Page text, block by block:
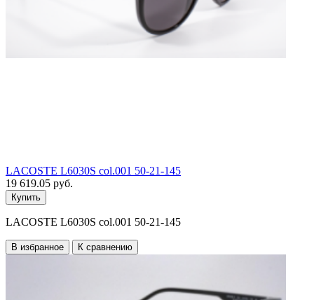
LACOSTE L6030S col.001 50-21-145
19 619.05 руб.
Купить
LACOSTE L6030S col.001 50-21-145
В избранное К сравнению